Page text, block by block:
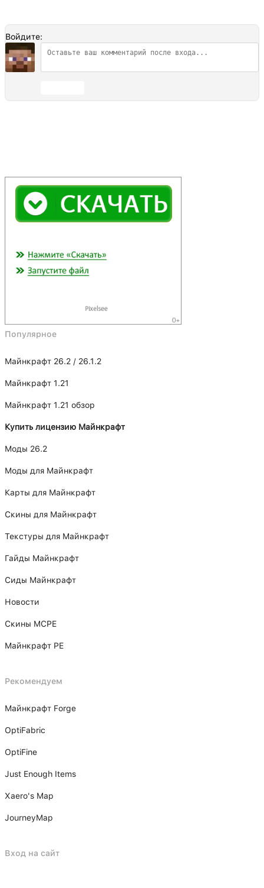
Войдите:
Популярное
Майнкрафт 26.2 / 26.1.2
Майнкрафт 1.21
Майнкрафт 1.21 обзор
Купить лицензию Майнкрафт
Моды 26.2
Моды для Майнкрафт
Карты для Майнкрафт
Скины для Майнкрафт
Текстуры для Майнкрафт
Гайды Майнкрафт
Сиды Майнкрафт
Новости
Скины MCPE
Майнкрафт PE
Рекомендуем
Майнкрафт Forge
OptiFabric
OptiFine
Just Enough Items
Xаero's Mаp
JourneyMap
Вход на сайт